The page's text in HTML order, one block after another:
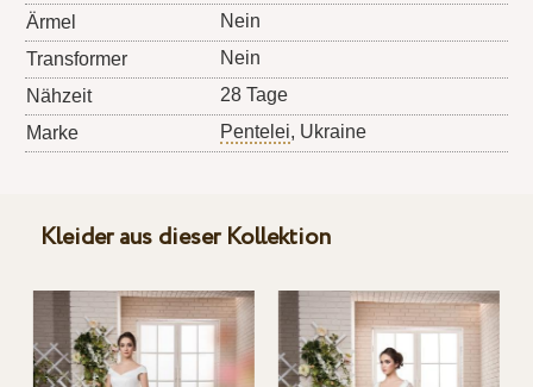
Ärmel
Nein
Transformer
Nein
Nähzeit
28 Tage
Marke
Pentelei, Ukraine
Kleider aus dieser Kollektion